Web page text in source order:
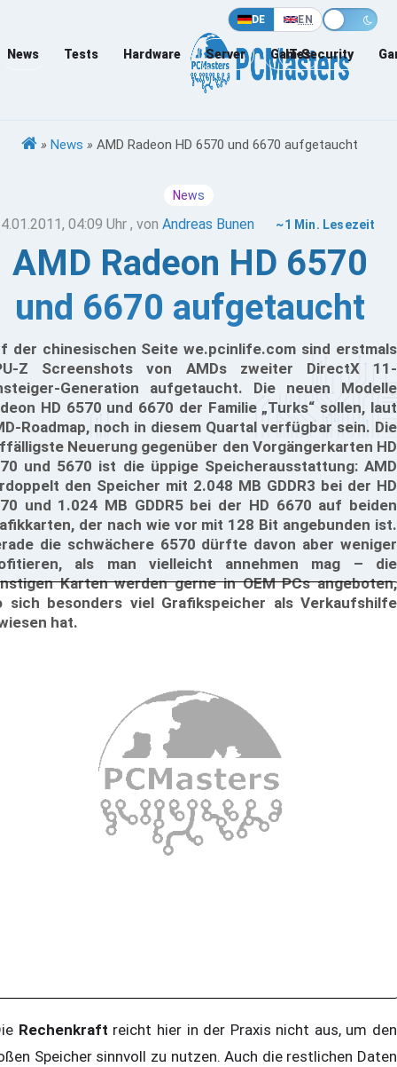
DE EN
News Tests Hardware Server Games
IT-Security
» News » AMD Radeon HD 6570 und 6670 aufgetaucht
News
04:09 Uhr , vonAndreas Bunen ~1 Min. Lesezeit
AMD Radeon HD 6570
und 6670 aufgetaucht
der chinesischen Seite we.pcinlife.com sind erstmals
Z Screenshots von AMDs zweiter DirectX 11-
Generation aufgetaucht. Die neuen Modelle
HD 6570 und 6670 der Familie „Turks“ sollen, laut
Roadmap, noch in diesem Quartal verfügbar sein. Die
Neuerung gegenüber den Vorgängerkarten HD
und 5670 ist die üppige Speicherausstattung: AMD
den Speicher mit 2.048 MB GDDR3 bei der HD
und 1.024 MB GDDR5 bei der HD 6670 auf beiden
der nach wie vor mit 128 Bit angebunden ist.
die schwächere 6570 dürfte davon aber weniger
als man vielleicht annehmen mag – die
Karten werden gerne in OEM PCs angeboten,
sich besonders viel Grafikspeicher als Verkaufshilfe
hat.
Rechenkraft reicht hier in der Praxis nicht aus, um den
Speicher sinnvoll zu nutzen. Auch die restlichen Daten